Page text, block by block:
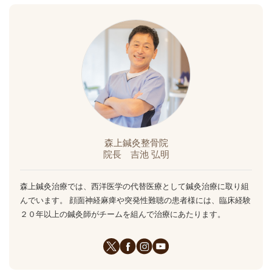
森上鍼灸整骨院
院長 吉池 弘明
森上鍼灸治療では、西洋医学の代替医療として鍼灸治療に取り組
んでいます。 顔面神経麻痺や突発性難聴の患者様には、臨床経験
２０年以上の鍼灸師がチームを組んで治療にあたります。